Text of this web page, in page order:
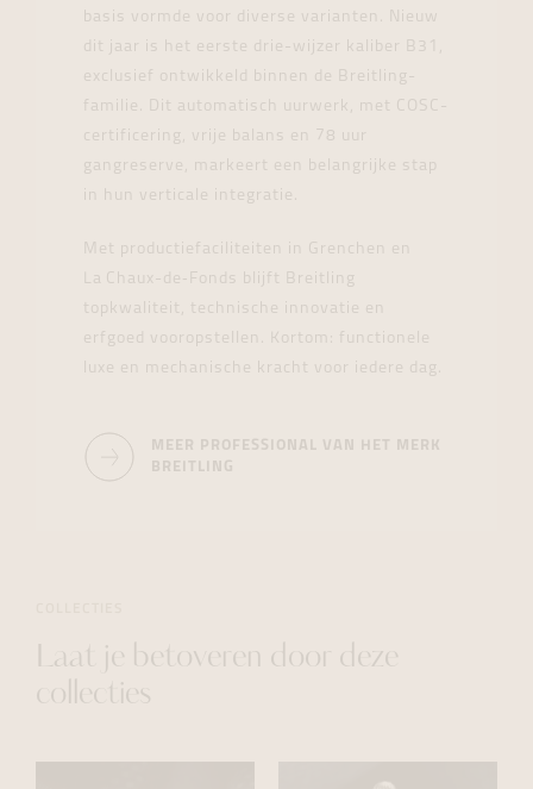
basis vormde voor diverse varianten. Nieuw
dit jaar is het eerste drie-wijzer kaliber B31,
exclusief ontwikkeld binnen de Breitling-
familie. Dit automatisch uurwerk, met COSC-
certificering, vrije balans en 78 uur
gangreserve, markeert een belangrijke stap
in hun verticale integratie.
Met productiefaciliteiten in Grenchen en
La Chaux-de‑Fonds blijft Breitling
topkwaliteit, technische innovatie en
erfgoed vooropstellen. Kortom: functionele
luxe en mechanische kracht voor iedere dag.
MEER PROFESSIONAL VAN HET MERK
BREITLING
Laat je betoveren door deze
collecties